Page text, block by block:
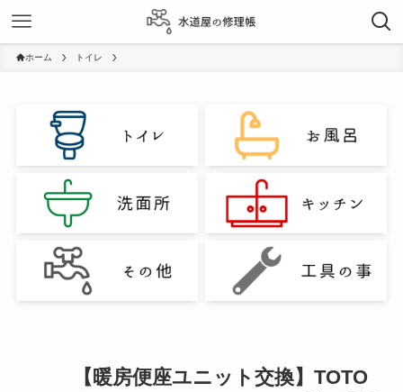
ホーム トイレ
【暖房便座ユニット交換】TOTO